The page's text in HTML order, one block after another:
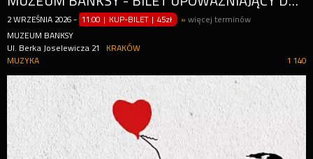
2 WRZEŚNIA 2026 - 11:00 | KUP-BILET |45zł »więcej terminów
MUZEUM BANKSY
Ul. Berka Joselewicza 21
KRAKÓW
1 140
MUZYKA